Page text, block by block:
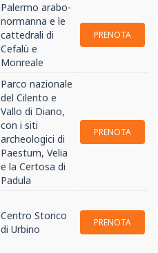
Palermo arabo-
normanna e le
cattedrali di
Cefalù e
Monreale
PRENOTA
Parco nazionale
del Cilento e
Vallo di Diano,
con i siti
archeologici di
Paestum, Velia
e la Certosa di
Padula
PRENOTA
Centro Storico
di Urbino
PRENOTA